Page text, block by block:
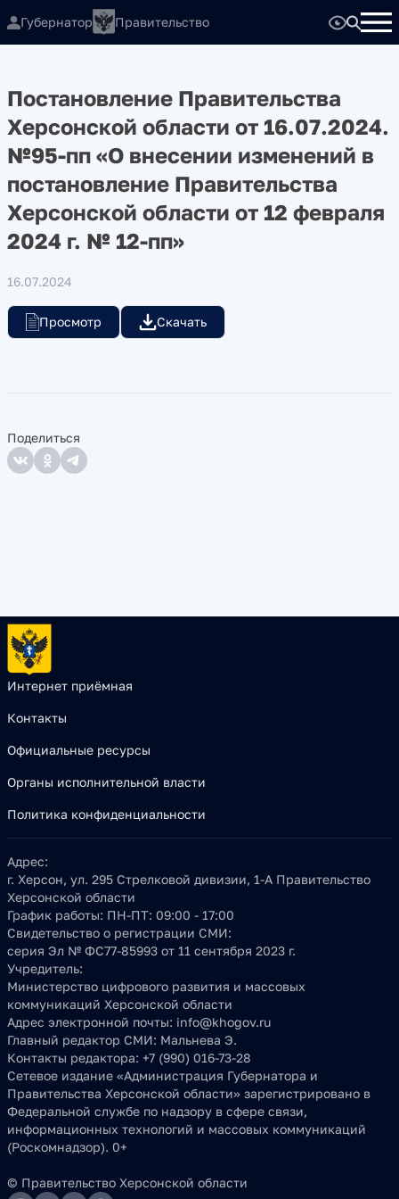
Губернатор Правительство
Постановление Правительства
Херсонской области от 16.07.2024.
№95-пп «О внесении изменений в
постановление Правительства
Херсонской области от 12 февраля
2024 г. № 12-пп»
16.07.2024
Просмотр Скачать
Поделиться
Интернет приёмная
Контакты
Официальные ресурсы
Органы исполнительной власти
Политика конфиденциальности
Адрес:
г. Херсон, ул. 295 Стрелковой дивизии, 1-А Правительство
Херсонской области
График работы: ПН-ПТ: 09:00 - 17:00
Свидетельство о регистрации СМИ:
серия Эл № ФС77-85993 от 11 сентября 2023 г.
Учредитель:
Министерство цифрового развития и массовых
коммуникаций Херсонской области
Адрес электронной почты: info@khogov.ru
Главный редактор СМИ: Мальнева Э.
Контакты редактора: +7 (990) 016-73-28
Сетевое издание «Администрация Губернатора и
Правительства Херсонской области» зарегистрировано в
Федеральной службе по надзору в сфере связи,
информационных технологий и массовых коммуникаций
(Роскомнадзор). 0+
© Правительство Херсонской области